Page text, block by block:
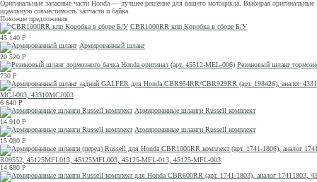
Оригинальные запасные части Honda — лучшее решение для вашего мотоцикла. Выбирая оригинальные
идеальную совместимость запчасти и байка.
Похожие предложения
CBR1000RR кпп Коробка в сборе Б/У
45 140 Р
Армированный шланг
20 520 Р
Резиновый шланг
730 Р
MCJ-003, 43310MCJ003
6 640 Р
Армированные шланги Russell комплект
14 910 Р
Армированные шланги Russell комплект
15 080 Р
R09552, 45125MFL013, 45125MFL003, 45125-MFL-013, 45125-MFL-003
14 680 Р